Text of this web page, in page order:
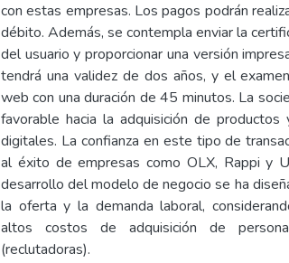
con estas empresas. Los pagos podrán
débito. Además, se contempla enviar la
del usuario y proporcionar una versión
tendrá una validez de dos años, y el
web con una duración de 45 minutos. La
favorable hacia la adquisición de
digitales. La confianza en este tipo de
al éxito de empresas como OLX, Rappi y
desarrollo del modelo de negocio se ha
la oferta y la demanda laboral,
altos costos de adquisición de
(reclutadoras).